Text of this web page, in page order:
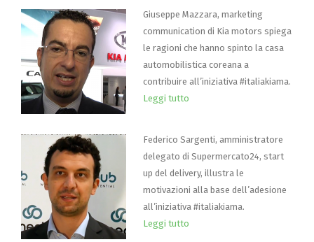
Giuseppe Mazzara, marketing
communication di Kia motors spiega
le ragioni che hanno spinto la casa
automobilistica coreana a
contribuire all’iniziativa #italiakiama.
Leggi tutto
Federico Sargenti, amministratore
delegato di Supermercato24, start
up del delivery, illustra le
motivazioni alla base dell’adesione
all’iniziativa #italiakiama.
Leggi tutto